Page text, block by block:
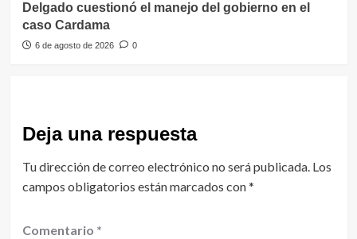
Delgado cuestionó el manejo del gobierno en el
caso Cardama
6 de agosto de 2026 0
Deja una respuesta
Tu dirección de correo electrónico no será publicada. Los
campos obligatorios están marcados con*
Comentario *